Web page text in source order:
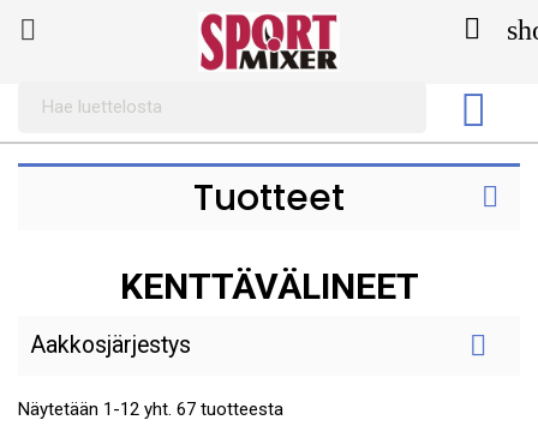
 

Tuotteet 
KENTTÄVÄLINEET
Aakkosjärjestys 
Näytetään 1-12 yht. 67 tuotteesta